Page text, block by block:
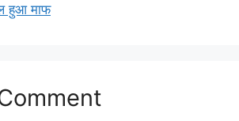
हुआ माफ